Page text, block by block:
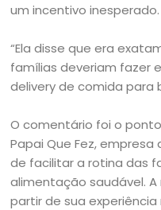
um incentivo inesperado.
“Ela disse que era
famílias deveriam fazer
delivery de comida para
O comentário foi o
Papai Que Fez,
de facilitar a rotina das
alimentação saudável.
partir de sua